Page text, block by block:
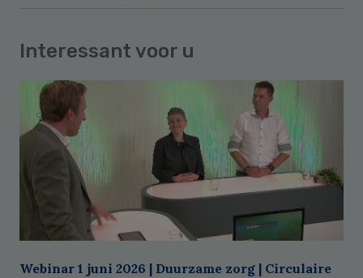
Interessant voor u
Webinar 1 juni 2026 | Duurzame zorg | Circulaire